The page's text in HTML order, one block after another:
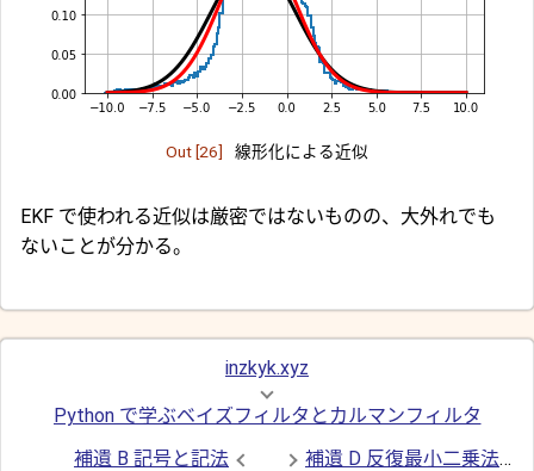
Out [26] 線形化による近似
EKF で使われる近似は厳密ではないものの、大外れでも
ないことが分かる。
inzkyk.xyz
Python で学ぶベイズフィルタとカルマンフィルタ
補遺 B 記号と記法
補遺 D 反復最小二乗法によるセンサー統合